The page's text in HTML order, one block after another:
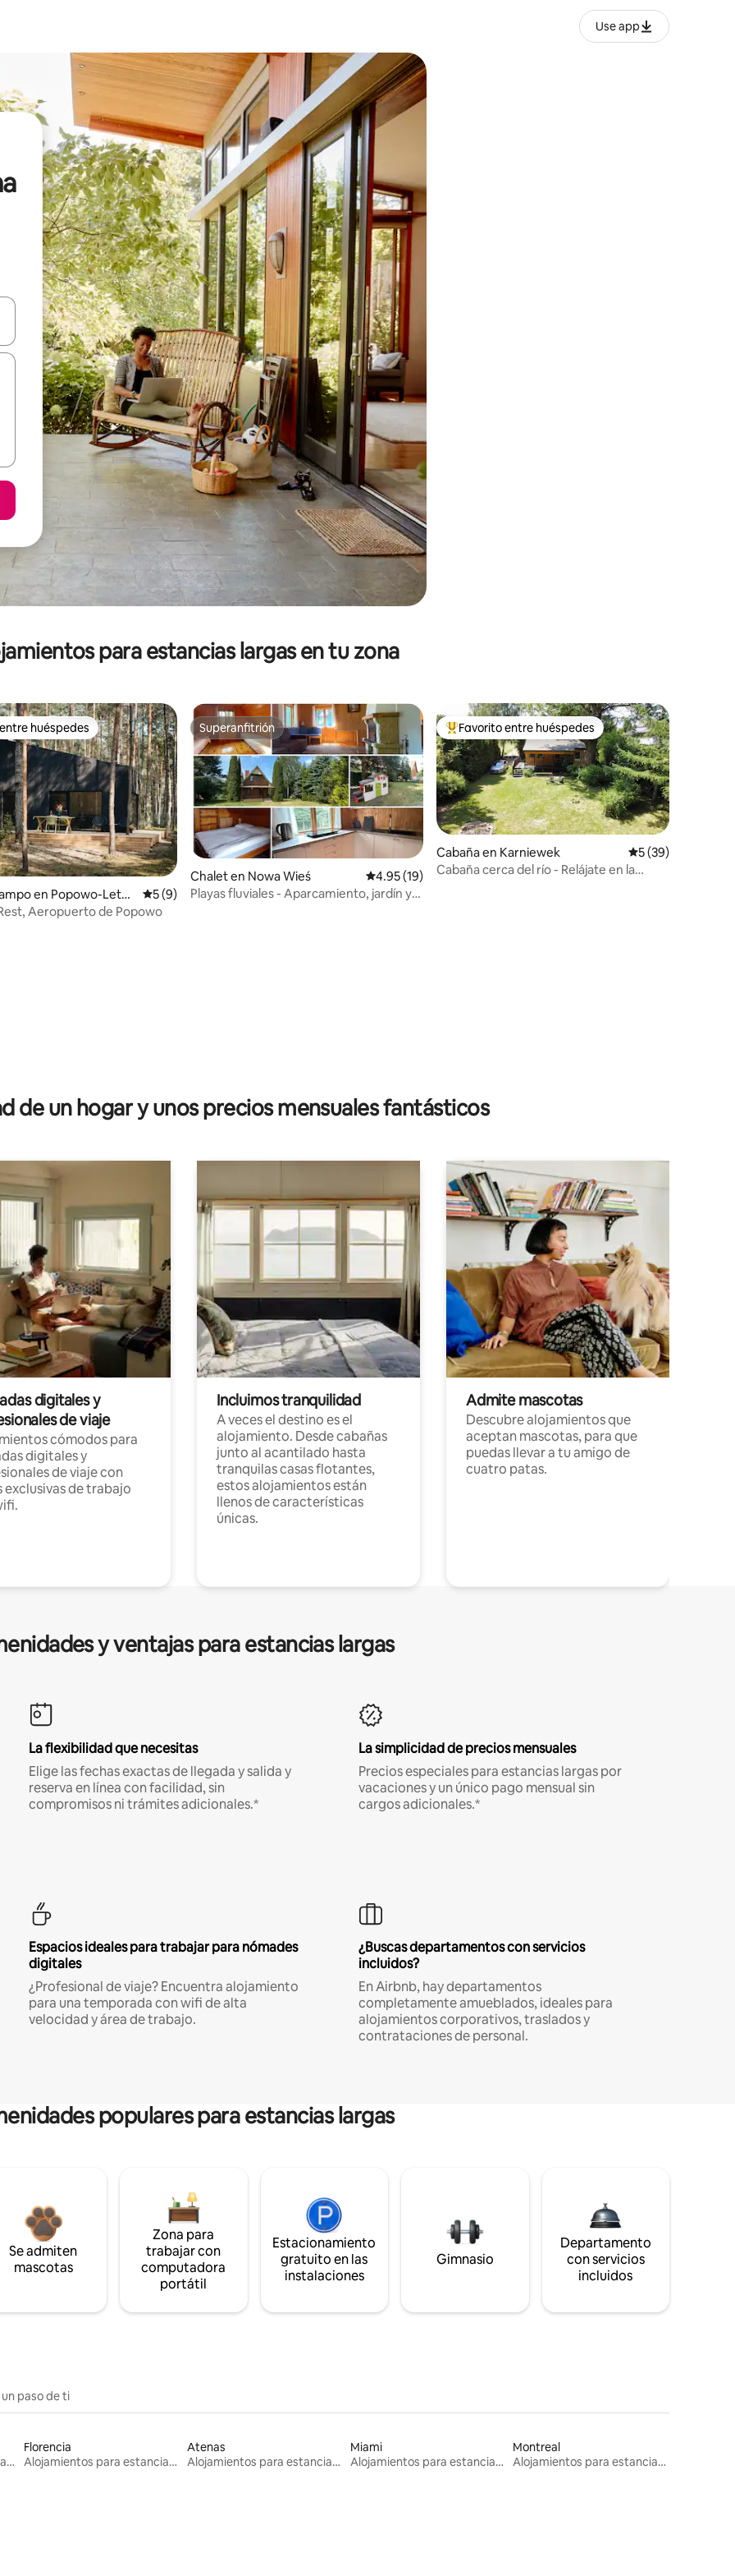
Use app
usando las teclas de las flechas hacia arriba y hacia abajo, o bien tocando y deslizando la pantalla.
para estancias largas en tu zona
5 de 5; 19 evaluaciones
huéspedes
huéspedes
en Popowo-Letni
Calificación promedio: 5 de 5; 9 evaluaciones
5 (9)
Aeropuerto de Popowo
Superanfitrión
Superanfitrión
Chalet en Nowa Wieś Calificación promedio: 4.95 de 5; 19 evaluaciones
4.95 (19)
Playas fluviales - Aparcamiento, jardín y
De los mejores en Favorito entre huéspedes
Favorito entre huéspedes
Cabaña en Karniewek Calificación
5 (39)
Cabaña cerca del río - Relájate en la
de un hogar y unos precios mensuales fantásticos
digitales y
de viaje
cómodos para
digitales y
de viaje con
exclusivas de trabajo
Incluimos tranquilidad
A veces el destino es el
alojamiento. Desde cabañas
junto al acantilado hasta
tranquilas casas flotantes,
estos alojamientos están
llenos de características
únicas.
Admite mascotas
Descubre alojamientos que
aceptan mascotas, para que
puedas llevar a tu amigo de
cuatro patas.
y ventajas para estancias largas
La flexibilidad que necesitas
Elige las fechas exactas de llegada y salida y
reserva en línea con facilidad, sin
compromisos ni trámites adicionales.*
La simplicidad de precios mensuales
Precios especiales para estancias largas por
vacaciones y un único pago mensual sin
cargos adicionales.*
Espacios ideales para trabajar para nómades
digitales
¿Profesional de viaje? Encuentra alojamiento
para una temporada con wifi de alta
velocidad y área de trabajo.
¿Buscas departamentos con servicios
incluidos?
En Airbnb, hay departamentos
completamente amueblados, ideales para
alojamientos corporativos, traslados y
contrataciones de personal.
populares para estancias largas
Se admiten
mascotas
Zona para
trabajar con
computadora
portátil
Estacionamiento
gratuito en las
instalaciones
Gimnasio
Departamento
con servicios
incluidos
paso de ti
Alojamientos para estancias largas
Florencia
Alojamientos para estancias largas
Atenas
Alojamientos para estancias largas
Miami
Alojamientos para estancias largas
Montreal
Alojamientos para estancias largas